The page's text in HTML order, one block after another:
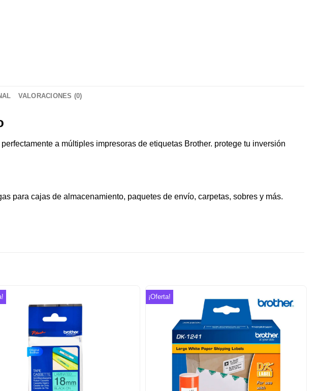
VALORACIONES (0)
a múltiples impresoras de etiquetas Brother. protege tu inversión
para cajas de almacenamiento, paquetes de envío, carpetas, sobres y más.
¡Oferta!
Añadir
a la
lista de